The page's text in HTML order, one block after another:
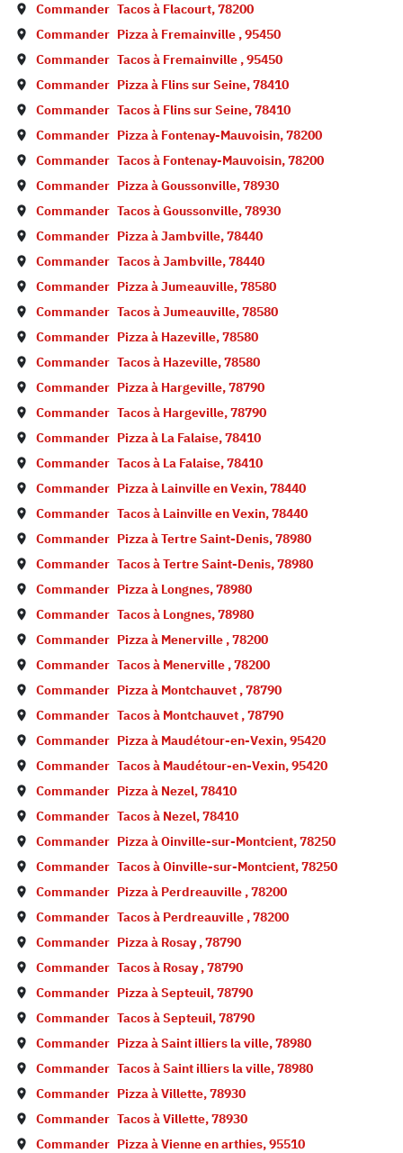
Commander Tacos à Flacourt,78200
Commander Pizza à Fremainville ,95450
Commander Tacos à Fremainville ,95450
Commander Pizza à Flins sur Seine,78410
Commander Tacos à Flins sur Seine,78410
Commander Pizza à Fontenay-Mauvoisin,78200
Commander Tacos à Fontenay-Mauvoisin,78200
Commander Pizza àGoussonville,78930
Commander Tacos àGoussonville,78930
Commander Pizza àJambville,78440
Commander Tacos àJambville,78440
Commander Pizza àJumeauville,78580
Commander Tacos àJumeauville,78580
Commander Pizza à Hazeville,78580
Commander Tacos à Hazeville,78580
Commander Pizza à Hargeville,78790
Commander Tacos à Hargeville,78790
Commander Pizza à La Falaise,78410
Commander Tacos à La Falaise,78410
Commander Pizza à Lainville en Vexin,78440
Commander Tacos à Lainville en Vexin,78440
Commander Pizza àTertre Saint-Denis,78980
Commander Tacos àTertre Saint-Denis,78980
Commander Pizza à Longnes,78980
Commander Tacos à Longnes,78980
Commander Pizza à Menerville ,78200
Commander Tacos à Menerville ,78200
Commander Pizza à Montchauvet ,78790
Commander Tacos à Montchauvet ,78790
Commander Pizza à Maudétour-en-Vexin,95420
Commander Tacos à Maudétour-en-Vexin,95420
Commander Pizza à Nezel,78410
Commander Tacos à Nezel,78410
Commander Pizza àOinville-sur-Montcient,78250
Commander Tacos àOinville-sur-Montcient,78250
Commander Pizza à Perdreauville ,78200
Commander Tacos à Perdreauville ,78200
Commander Pizza à Rosay,78790
Commander Tacos à Rosay,78790
Commander Pizza àSepteuil,78790
Commander Tacos àSepteuil,78790
Commander Pizza àSaint illiers la ville,78980
Commander Tacos àSaint illiers la ville,78980
Commander Pizza àVillette,78930
Commander Tacos àVillette,78930
Commander Pizza àVienne en arthies,95510